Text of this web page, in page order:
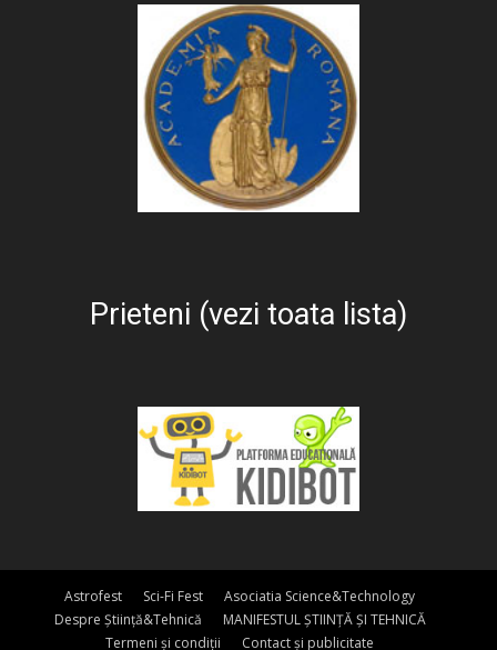
Prieteni (vezi toata lista)
Astrofest Sci-Fi Fest
Asociatia Science&Technology
Despre Știință&Tehnică
MANIFESTUL ȘTIINȚĂ ȘI TEHNICĂ
Termeni și condiții
Contact și publicitate